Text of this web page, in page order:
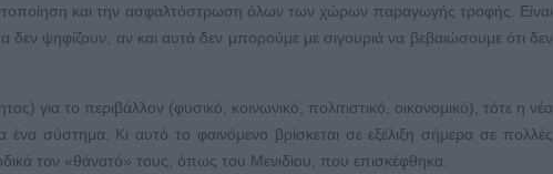
και την ασφαλτόστρωση όλων των χώρων παραγωγής τροφής. Είναι
ψηφίζουν, αν και αυτά δεν μπορούμε με σιγουριά να βεβαιώσουμε ότι δεν
για το περιβάλλον (φυσικό, κοινωνικό, πολιτιστικό, οικονομικό), τότε η νέα
ένα σύστημα. Κι αυτό το φαινόμενο βρίσκεται σε εξέλιξη σήμερα σε πολλές
τον «θάνατό» τους, όπως του Μενιδίου, που επισκέφθηκα.